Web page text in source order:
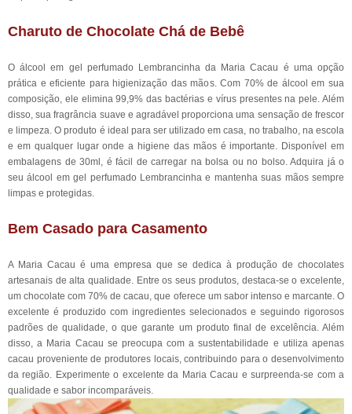
Charuto de Chocolate Chá de Bebê
O álcool em gel perfumado Lembrancinha da Maria Cacau é uma opção
prática e eficiente para higienização das mãos. Com 70% de álcool em sua
composição, ele elimina 99,9% das bactérias e vírus presentes na pele. Além
disso, sua fragrância suave e agradável proporciona uma sensação de frescor
e limpeza. O produto é ideal para ser utilizado em casa, no trabalho, na escola
e em qualquer lugar onde a higiene das mãos é importante. Disponível em
embalagens de 30ml, é fácil de carregar na bolsa ou no bolso. Adquira já o
seu álcool em gel perfumado Lembrancinha e mantenha suas mãos sempre
limpas e protegidas.
Bem Casado para Casamento
A Maria Cacau é uma empresa que se dedica à produção de chocolates
artesanais de alta qualidade. Entre os seus produtos, destaca-se o excelente,
um chocolate com 70% de cacau, que oferece um sabor intenso e marcante. O
excelente é produzido com ingredientes selecionados e seguindo rigorosos
padrões de qualidade, o que garante um produto final de excelência. Além
disso, a Maria Cacau se preocupa com a sustentabilidade e utiliza apenas
cacau proveniente de produtores locais, contribuindo para o desenvolvimento
da região. Experimente o excelente da Maria Cacau e surpreenda-se com a
qualidade e sabor incomparáveis.